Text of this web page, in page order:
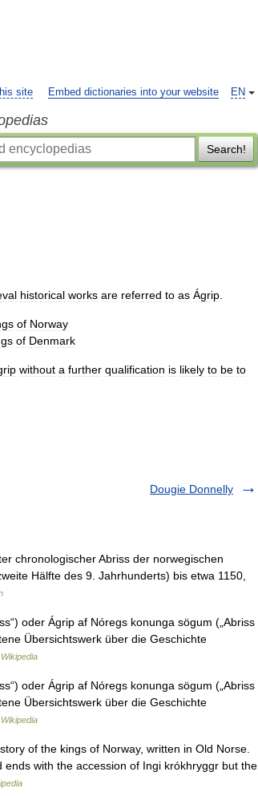
EN
site Embed dictionaries into your website
Search!
historical works are referred to as Ágrip
of Norway
of Denmark
without a further qualification is likely to be to
Dougie Donnelly
chronologischer Abriss der norwegischen
Hälfte des 9. Jahrhunderts) bis etwa 1150,
oder Ágrip af Nóregs konunga sögum („Abriss
Übersichtswerk über die Geschichte
oder Ágrip af Nóregs konunga sögum („Abriss
Übersichtswerk über die Geschichte
of the kings of Norway, written in Old Norse.
with the accession of Ingi krókhryggr but the